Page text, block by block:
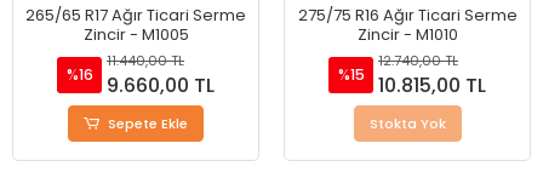
265/65 R17 Ağır Ticari Serme
Zincir - M1005
%16
11.440,00 TL
9.660,00 TL
Sepete Ekle
275/75 R16 Ağır Ticari Serme
Zincir - M1010
%15
12.740,00 TL
10.815,00 TL
Stokta Yok